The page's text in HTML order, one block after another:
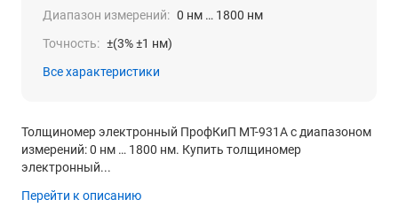
Диапазон измерений: 0 нм … 1800 нм
Точность: ±(3% ±1 нм)
Все характеристики
Толщиномер электронный ПрофКиП МТ-931А с диапазоном
измерений: 0 нм … 1800 нм. Купить толщиномер
электронный...
Перейти к описанию